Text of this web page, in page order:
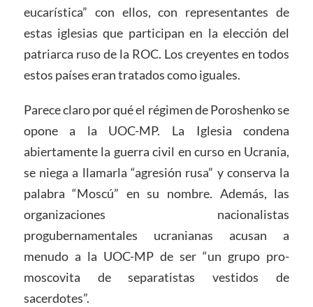
eucarística” con ellos, con representantes de
estas iglesias que participan en la elección del
patriarca ruso de la ROC. Los creyentes en todos
estos países eran tratados como iguales.
Parece claro por qué el régimen de Poroshenko se
opone a la UOC-MP. La Iglesia condena
abiertamente la guerra civil en curso en Ucrania,
se niega a llamarla “agresión rusa” y conserva la
palabra “Moscú” en su nombre. Además, las
organizaciones nacionalistas
progubernamentales ucranianas acusan a
menudo a la UOC-MP de ser “un grupo pro-
moscovita de separatistas vestidos de
sacerdotes”.